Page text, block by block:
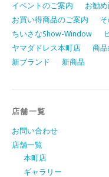
イベントのご案内
お勧
お買い得商品のご案内
ちいさなShow-Window
ヤマダドレス本町店
商
新ブランド
新商品
店舗一覧
お問い合わせ
店舗一覧
本町店
ギャラリー